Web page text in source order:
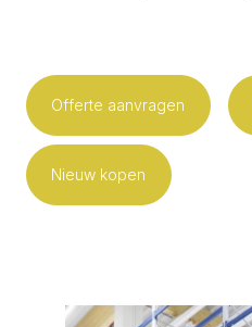
Offerte aanvragen
Nieuw kopen